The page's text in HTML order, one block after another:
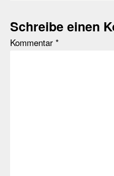
Schreibe einen
Kommentar *